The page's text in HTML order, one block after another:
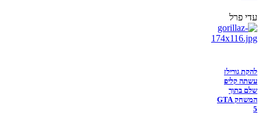
עדי פרל
להקת גורילז
עשתה קליפ
שלם בתוך
המשחק GTA
5